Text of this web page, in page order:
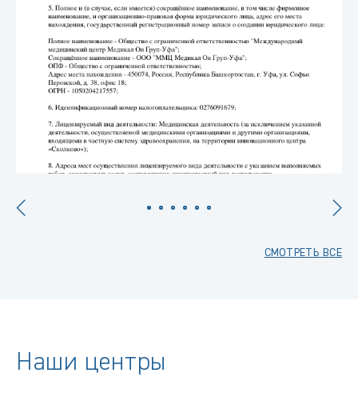
СМОТРЕТЬ ВСЕ
Наши центры